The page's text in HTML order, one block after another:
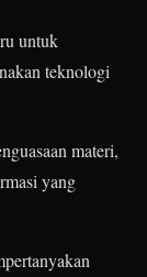
untuk
teknologi
materi,
yang